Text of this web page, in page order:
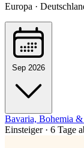
Europa ·
Sep 2026
Bavaria, Bohemia
Einsteiger · 6 Tage